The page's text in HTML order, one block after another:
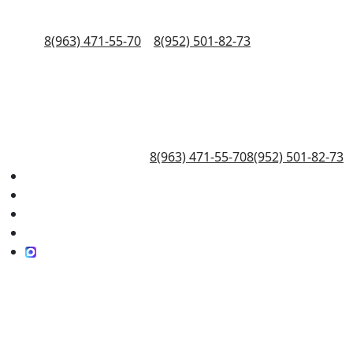
8(963) 471-55-70 8(952) 501-82-73
8(963) 471-55-708(952) 501-82-73